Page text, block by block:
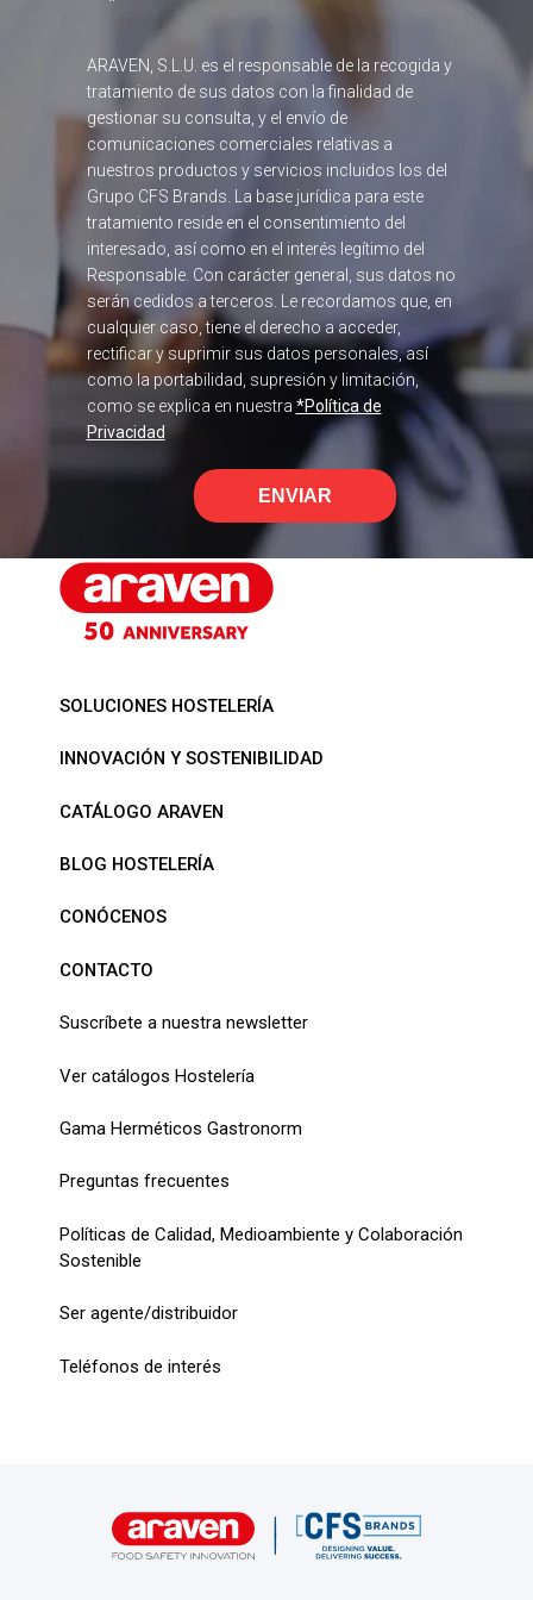
ARAVEN, S.L.U. es el responsable de la recogida y
tratamiento de sus datos con la finalidad de
gestionar su consulta, y el envío de
comunicaciones comerciales relativas a
nuestros productos y servicios incluidos los del
Grupo CFS Brands. La base jurídica para este
tratamiento reside en el consentimiento del
interesado, así como en el interés legítimo del
Responsable. Con carácter general, sus datos no
serán cedidos a terceros. Le recordamos que, en
cualquier caso, tiene el derecho a acceder,
rectificar y suprimir sus datos personales, así
como la portabilidad, supresión y limitación,
como se explica en nuestra *Política de
Privacidad
ENVIAR
SOLUCIONES HOSTELERÍA
INNOVACIÓN Y SOSTENIBILIDAD
CATÁLOGO ARAVEN
BLOG HOSTELERÍA
CONÓCENOS
CONTACTO
Suscríbete a nuestra newsletter
Ver catálogos Hostelería
Gama Herméticos Gastronorm
Preguntas frecuentes
Políticas de Calidad, Medioambiente y Colaboración
Sostenible
Ser agente/distribuidor
Teléfonos de interés